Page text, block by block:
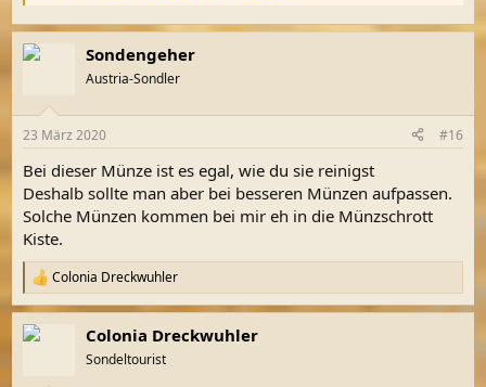
Sondengeher
Austria-Sondler
23 März 2020 #16
Bei dieser Münze ist es egal, wie du sie reinigst
Deshalb sollte man aber bei besseren Münzen aufpassen.
Solche Münzen kommen bei mir eh in die Münzschrott
Kiste.
R
e
a
k
Colonia Dreckwuhler
Colonia Dreckwuhler
Sondeltourist